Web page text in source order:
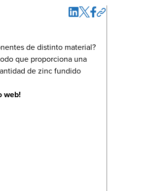
de distinto material?
que proporciona una
de zinc fundido
web!